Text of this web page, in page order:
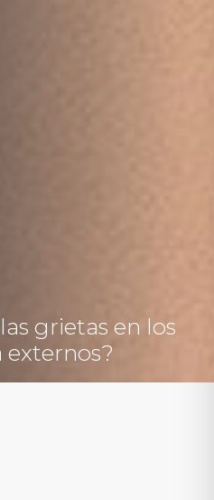
grietas en los